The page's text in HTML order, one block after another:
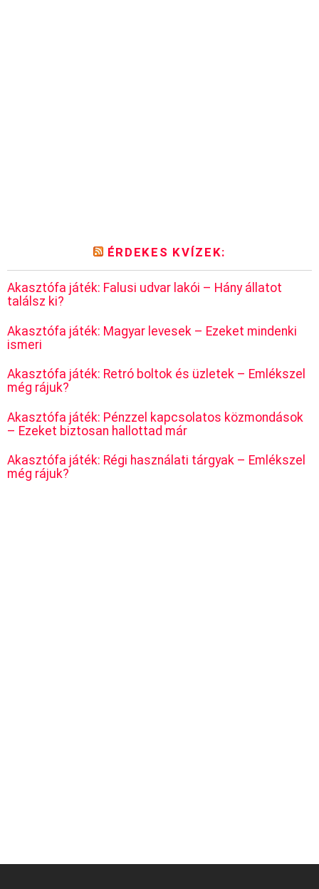
ÉRDEKES KVÍZEK:
Akasztófa játék: Falusi udvar lakói – Hány állatot
találsz ki?
Akasztófa játék: Magyar levesek – Ezeket mindenki
ismeri
Akasztófa játék: Retró boltok és üzletek – Emlékszel
még rájuk?
Akasztófa játék: Pénzzel kapcsolatos közmondások
– Ezeket biztosan hallottad már
Akasztófa játék: Régi használati tárgyak – Emlékszel
még rájuk?